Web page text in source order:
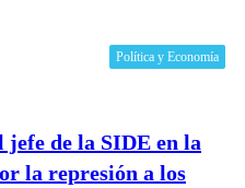
Política y Economía
de la SIDE en la
la represión a los